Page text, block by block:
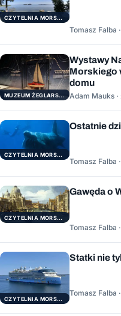
CZYTELNIA MORSKA
Tomasz Falba ·
MUZEUM ŻEGLARSTWA POMORSKIEGO
Wystawy
Morskiego
domu
Adam Mauks ·
CZYTELNIA MORSKA
Ostatnie
Tomasz Falba ·
CZYTELNIA MORSKA
Gawęda o
Tomasz Falba ·
CZYTELNIA MORSKA
Statki nie
Tomasz Falba ·